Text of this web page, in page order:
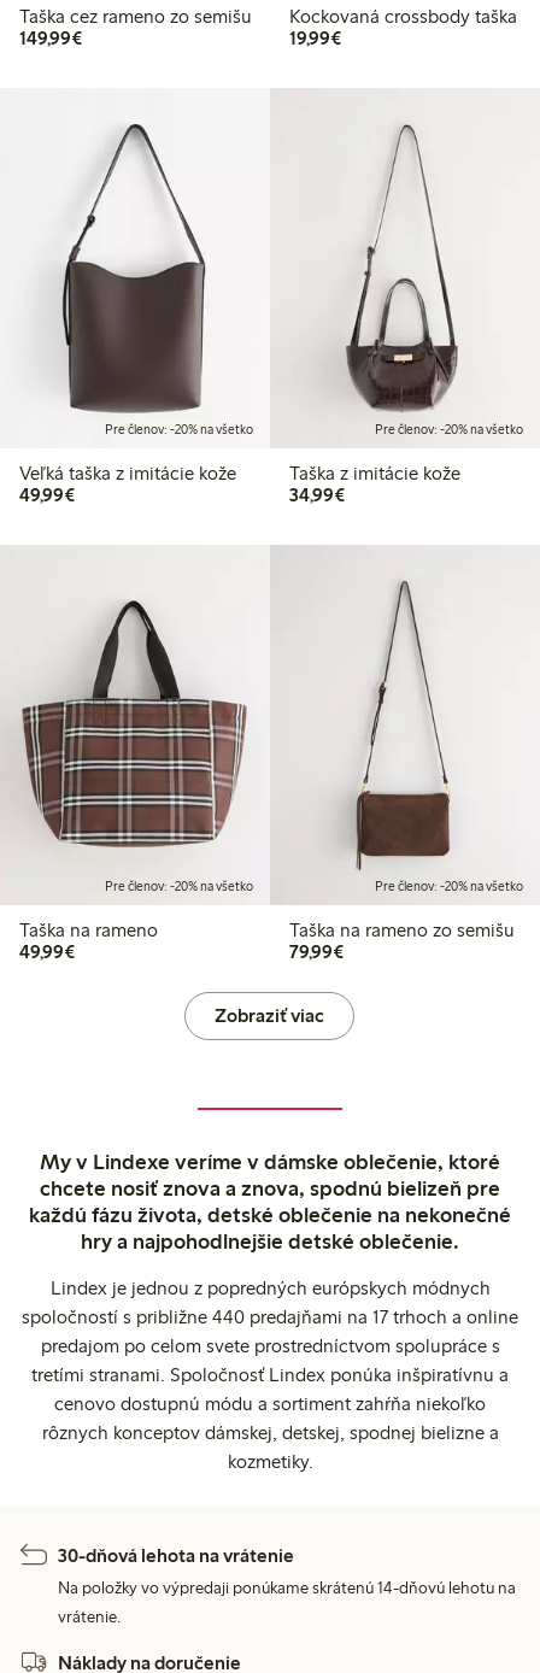
Taška cez rameno zo semišu
149,99€149,99 €
Kockovaná crossbody taška
19,99€19,99 €
Pre členov: -20% na všetko
Veľká taška z imitácie kože
49,99€49,99 €
Pre členov: -20% na všetko
Taška z imitácie kože
34,99€34,99 €
Pre členov: -20% na všetko
Taška na rameno
49,99€49,99 €
Pre členov: -20% na všetko
Taška na rameno zo semišu
79,99€79,99 €
Zobraziť viac
My v Lindexe veríme v dámske oblečenie, ktoré
chcete nosiť znova a znova, spodnú bielizeň pre
každú fázu života, detské oblečenie na nekonečné
hry a najpohodlnejšie detské oblečenie.
Lindex je jednou z popredných európskych módnych
spoločností s približne 440 predajňami na 17 trhoch a online
predajom po celom svete prostredníctvom spolupráce s
tretími stranami. Spoločnosť Lindex ponúka inšpiratívnu a
cenovo dostupnú módu a sortiment zahŕňa niekoľko
rôznych konceptov dámskej, detskej, spodnej bielizne a
kozmetiky.
30-dňová lehota na vrátenie
Na položky vo výpredaji ponúkame skrátenú 14-dňovú lehotu na
vrátenie.
Náklady na doručenie